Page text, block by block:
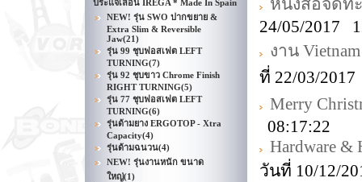
ประแจเลื่อน IREGA * Made In Spain
NEW! รุ่น SWO ปากขยาย &
Extra Slim & Reversible
Jaw(21)
รุ่น 99 ชุบฟอสเฟต LEFT
TURNING(7)
รุ่น 92 ชุบขาว Chrome Finish
RIGHT TURNING(5)
รุ่น 77 ชุบฟอสเฟต LEFT
TURNING(6)
รุ่นด้ามยาง ERGOTOP - Xtra
Capacity(4)
รุ่นด้ามฉนวน(4)
NEW! รุ่นงานหนัก ขนาด
ใหญ่(1)
หนังสือจดท
24/05/2017
งาน
ที่ 22/03/
Merry
08:17:22
Hardware &
วันที่ 10/12/